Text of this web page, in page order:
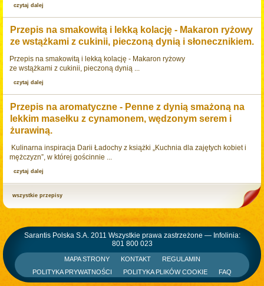
czytaj dalej
Przepis na smakowitą i lekką kolację - Makaron ryżowy
ze wstążkami z cukinii, pieczoną dynią i słonecznikiem.
Przepis na smakowitą i lekką kolację - Makaron ryżowy
ze wstążkami z cukinii, pieczoną dynią ...
czytaj dalej
Przepis na aromatyczne - Penne z dynią smażoną na
lekkim masełku z cynamonem, wędzonym serem i
żurawiną.
Kulinarna inspiracja Darii Ładochy z książki „Kuchnia dla zajętych kobiet i
mężczyzn”, w której gościnnie ...
czytaj dalej
wszystkie przepisy
Sarantis Polska S.A. 2011 Wszystkie prawa zastrzeżone — Infolinia:
801 800 023
MAPA STRONY KONTAKT
REGULAMIN
POLITYKA PRYWATNOŚCI
POLITYKA PLIKÓW COOKIE FAQ